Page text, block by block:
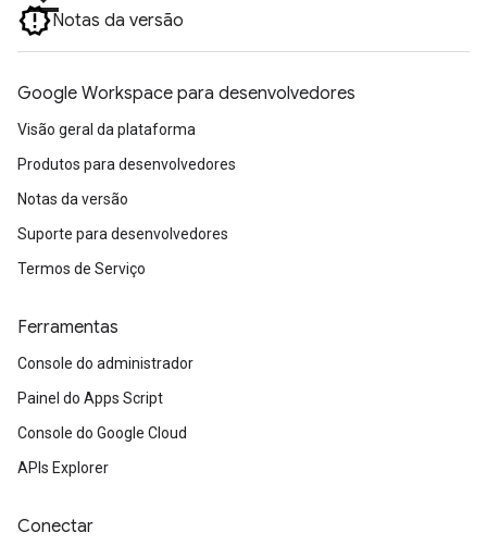
Notas da versão
Google Workspace para desenvolvedores
Visão geral da plataforma
Produtos para desenvolvedores
Notas da versão
Suporte para desenvolvedores
Termos de Serviço
Ferramentas
Console do administrador
Painel do Apps Script
Console do Google Cloud
APIs Explorer
Conectar